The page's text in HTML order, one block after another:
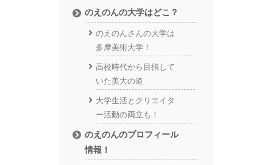
のえのんの大学はどこ？
のえのんさんの大学は
多摩美術大学！
高校時代から目指して
いた美大の道
大学生活とクリエイタ
ー活動の両立も！
のえのんのプロフィール
情報！